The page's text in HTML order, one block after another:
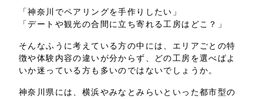
「神奈川でペアリングを手作りしたい」
「デートや観光の合間に立ち寄れる工房はどこ？」
そんなふうに考えている方の中には、エリアごとの特
徴や体験内容の違いが分からず、どの工房を選べばよ
いか迷っている方も多いのではないでしょうか。
神奈川県には、横浜やみなとみらいといった都市型の